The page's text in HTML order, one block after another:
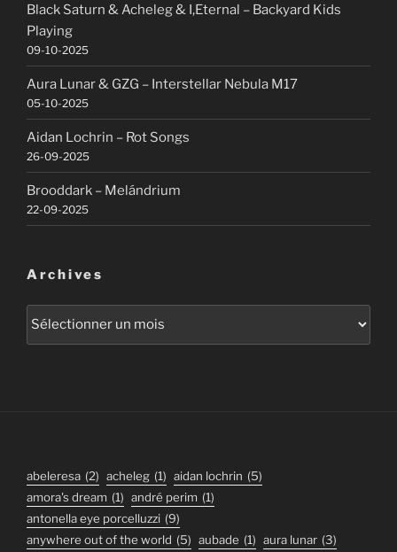
Black Saturn & Acheleg & I,Eternal – Backyard Kids
Playing
09-10-2025
Aura Lunar & GZG – Interstellar Nebula M17
05-10-2025
Aidan Lochrin – Rot Songs
26-09-2025
Brooddark – Melándrium
22-09-2025
Archives
abeleresa (2) acheleg (1) aidan lochrin (5)
amora's dream (1) andré perim (1)
antonella eye porcelluzzi (9)
anywhere out of the world (5) aubade (1) aura lunar (3)